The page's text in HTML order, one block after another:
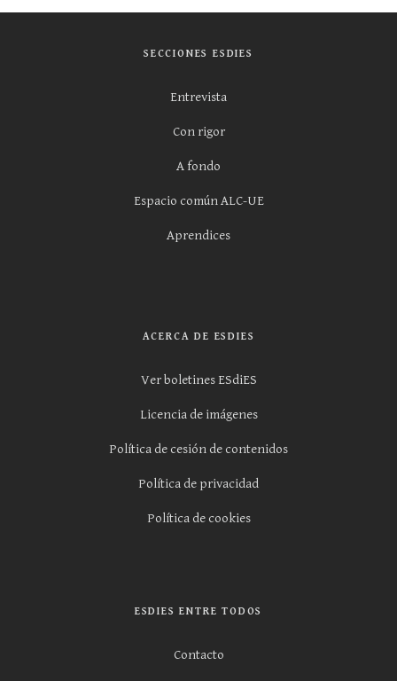
SECCIONES ESDIES
Entrevista
Con rigor
A fondo
Espacio común ALC-UE
Aprendices
ACERCA DE ESDIES
Ver boletines ESdiES
Licencia de imágenes
Política de cesión de contenidos
Política de privacidad
Política de cookies
ESDIES ENTRE TODOS
Contacto